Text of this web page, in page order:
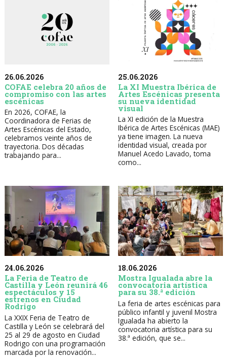
26.06.2026
COFAE celebra 20 años de
compromiso con las artes
escénicas
En 2026, COFAE, la
Coordinadora de Ferias de
Artes Escénicas del Estado,
celebramos veinte años de
trayectoria. Dos décadas
trabajando para...
25.06.2026
La XI Muestra Ibérica de
Artes Escénicas presenta
su nueva identidad
visual
La XI edición de la Muestra
Ibérica de Artes Escénicas (MAE)
ya tiene imagen. La nueva
identidad visual, creada por
Manuel Acedo Lavado, toma
como...
24.06.2026
La Feria de Teatro de
Castilla y León reunirá 46
espectáculos y 15
estrenos en Ciudad
Rodrigo
La XXIX Feria de Teatro de
Castilla y León se celebrará del
25 al 29 de agosto en Ciudad
Rodrigo con una programación
marcada por la renovación...
18.06.2026
Mostra Igualada abre la
convocatoria artística
para su 38.ª edición
La feria de artes escénicas para
público infantil y juvenil Mostra
Igualada ha abierto la
convocatoria artística para su
38.ª edición, que se...